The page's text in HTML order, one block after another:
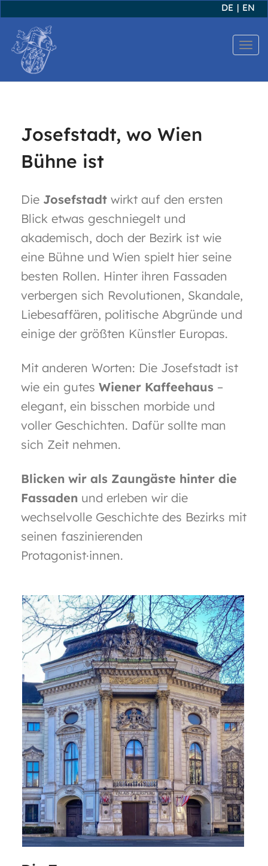
DE | EN
T
g
Josefstadt, wo Wien
Bühne ist
Die Josefstadt wirkt auf den ersten
Blick etwas geschniegelt und
akademisch, doch der Bezirk ist wie
eine Bühne und Wien spielt hier seine
besten Rollen. Hinter ihren Fassaden
verbergen sich Revolutionen, Skandale,
Liebesaffären, politische Abgründe und
einige der größten Künstler Europas.
Mit anderen Worten: Die Josefstadt ist
wie ein gutes Wiener Kaffeehaus –
elegant, ein bisschen morbide und
voller Geschichten. Dafür sollte man
sich Zeit nehmen.
Blicken wir als Zaungäste hinter die
Fassaden und erleben wir die
wechselvolle Geschichte des Bezirks mit
seinen faszinierenden
Protagonist·innen.